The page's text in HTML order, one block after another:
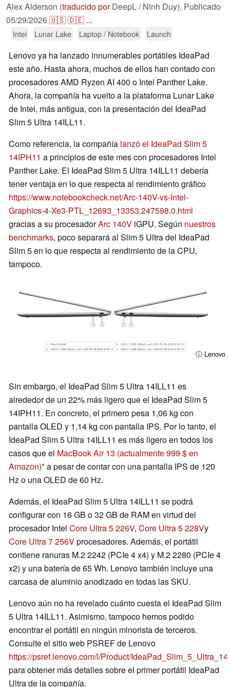
Alex Alderson (traducido porDeepL / Ninh Duy), Publicado
05/29/2026🇺🇸🇩🇪 ...
Intel Lunar Lake Laptop / Notebook Launch
Lenovo ya ha lanzado innumerables portátiles IdeaPad
este año. Hasta ahora, muchos de ellos han contado con
procesadores AMD Ryzen AI 400 o Intel Panther Lake.
Ahora, la compañía ha vuelto a la plataforma Lunar Lake
de Intel, más antigua, con la presentación del IdeaPad
Slim 5 Ultra 14ILL11.
Como referencia, la compañía lanzó el IdeaPad Slim 5
14IPH11 a principios de este mes con procesadores Intel
Panther Lake. El IdeaPad Slim 5 Ultra 14ILL11 debería
tener ventaja en lo que respecta al rendimiento gráfico
https://www.notebookcheck.net/Arc-140V-vs-Intel-
Graphics-4-Xe3-PTL_12693_13353.247598.0.html
gracias a su procesadorArc 140V iGPU. Según nuestros
benchmarks, poco separará al Slim 5 Ultra del IdeaPad
Slim 5 en lo que respecta al rendimiento de la CPU,
tampoco.
ⓘ Lenovo
Sin embargo, el IdeaPad Slim 5 Ultra 14ILL11 es
alrededor de un 22% más ligero que el IdeaPad Slim 5
14IPH11. En concreto, el primero pesa 1,06 kg con
pantalla OLED y 1,14 kg con pantalla IPS. Por lo tanto, el
IdeaPad Slim 5 Ultra 14ILL11 es más ligero en todos los
casos que el MacBook Air 13 (actualmente 999 $ en
Amazon) a pesar de contar con una pantalla IPS de 120
Hz o una OLED de 60 Hz.
Además, el IdeaPad Slim 5 Ultra 14ILL11 se podrá
configurar con 16 GB o 32 GB de RAM en virtud del
procesador Intel Core Ultra 5 226V, Core Ultra 5 228Vy
Core Ultra 7 256Vprocesadores. Además, el portátil
contiene ranuras M.2 2242 (PCIe 4 x4) y M.2 2280 (PCIe 4
x2) y una batería de 65 Wh. Lenovo también incluye una
carcasa de aluminio anodizado en todas las SKU.
Lenovo aún no ha revelado cuánto cuesta el IdeaPad Slim
5 Ultra 14ILL11. Asimismo, tampoco hemos podido
encontrar el portátil en ningún minorista de terceros.
Consulte el sitio web PSREF de Lenovo
https://psref.lenovo.com/l/Product/
para obtener más detalles sobre el primer portátil IdeaPad
Ultra de la compañía.